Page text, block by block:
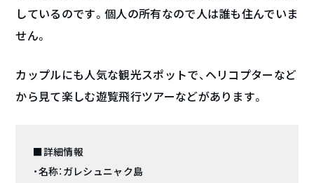
しているのです。個人の所有なので人は誰も住んでいま
せん。
カップルにも人気な観光スポットで、ヘリコプターなど
から見て楽しむ遊覧飛行ツアーなどがあります。
■詳細情報
・名称：ガレシュニャク島